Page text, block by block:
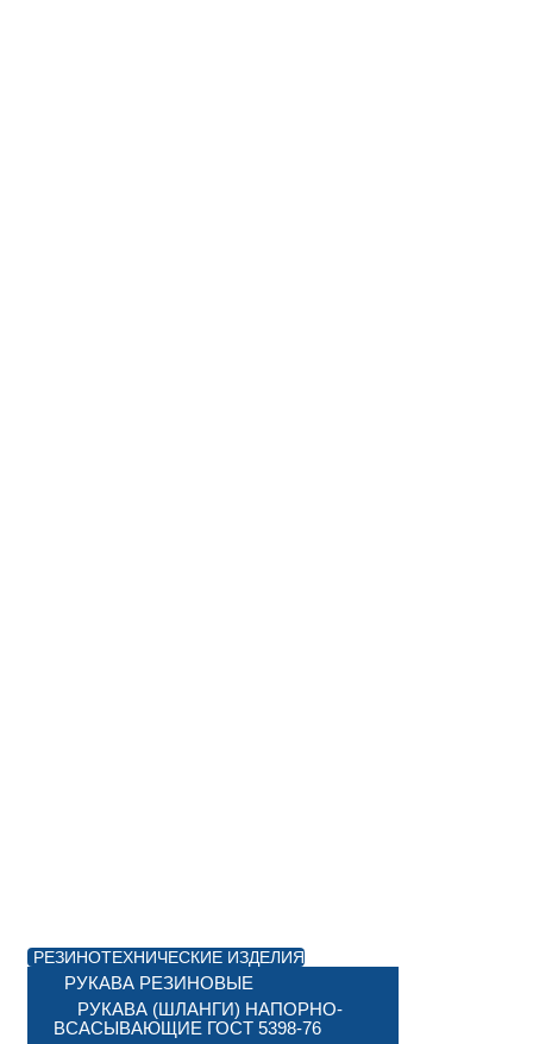
РЕЗИНОТЕХНИЧЕСКИЕ ИЗДЕЛИЯ
РУКАВА РЕЗИНОВЫЕ
РУКАВА (ШЛАНГИ) НАПОРНО-
ВСАСЫВАЮЩИЕ ГОСТ 5398-76